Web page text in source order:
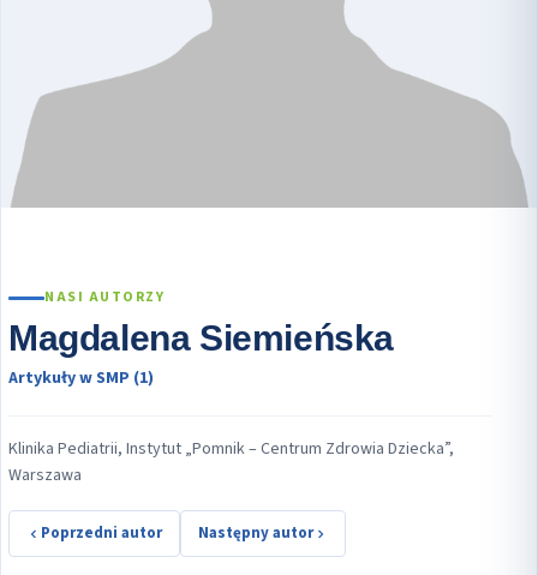
NASI AUTORZY
Magdalena Siemieńska
Artykuły w SMP (1)
Klinika Pediatrii, Instytut „Pomnik – Centrum Zdrowia Dziecka”,
Warszawa
Poprzedni autor Następny autor